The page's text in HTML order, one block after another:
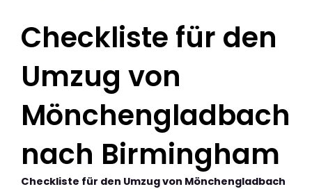
Checkliste für den
Umzug von
Mönchengladbach
nach Birmingham
Checkliste für den Umzug von Mönchengladbach